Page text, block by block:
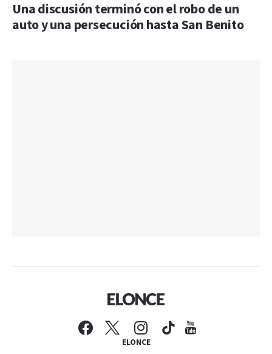
Una discusión terminó con el robo de un
auto y una persecución hasta San Benito
ELONCE